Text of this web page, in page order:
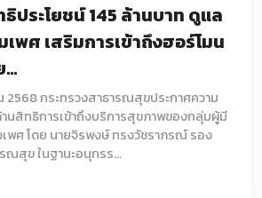
ประโยชน์ 145 ล้านบาท ดูแล
พศ เสริมการเข้าถึงฮอร์โมน
2568 กระทรวงสาธารณสุขประกาศความ
นสิทธิการเข้าถึงบริการสุขภาพของกลุ่มผู้มี
พศ โดย นายจิรพงษ์ ทรงวัชราภรณ์ รอง
ณสุข ในฐานะอนุกรร...